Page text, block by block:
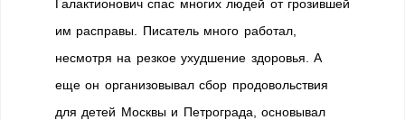
Галактионович спас многих людей от грозившей
им расправы. Писатель много работал,
несмотря на резкое ухудшение здоровья. А
еще он организовывал сбор продовольствия
для детей Москвы и Петрограда, основывал